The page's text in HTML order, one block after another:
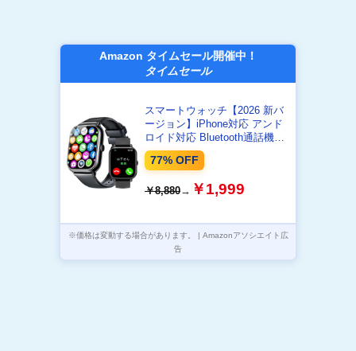
Amazon タイムセール開催中！
タイムセール
スマートウォッチ【2026 新バ
ージョン】iPhone対応 アンド
ロイド対応 Bluetooth通話機能
付き 1.83インチ大画面
SMS/Lineメッセージ通知
ツウォッチ 多種類運動モード
ィース メンズ (L1-black-B2)
77% OFF
￥8,880→ ￥1,999
※価格は変動する場合があります。 | Amazonアソシエイト広
告